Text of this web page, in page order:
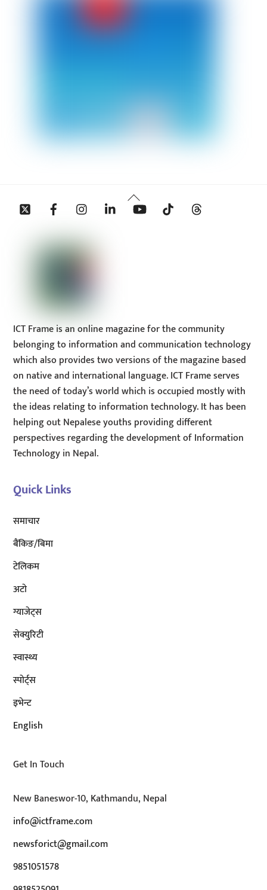
Back
To
Twitter Facebook InstagramLinkedin YouTube Tiktok
ICT Frame is an online magazine for the community
belonging to information and communication technology
which also provides two versions of the magazine based
on native and international language. ICT Frame serves
the need of today’s world which is occupied mostly with
the ideas relating to information technology. It has been
helping out Nepalese youths providing different
perspectives regarding the development of Information
Technology in Nepal.
Quick Links
समाचार
बैंकिङ/बिमा
टेलिकम
अटाे
ग्याजेट्स
सेक्युरिटी
स्वास्थ्य
स्पोर्ट्स
इभेन्ट
English
Get In Touch
New Baneswor-10, Kathmandu, Nepal
info@ictframe.com
newsforict@gmail.com
9851051578